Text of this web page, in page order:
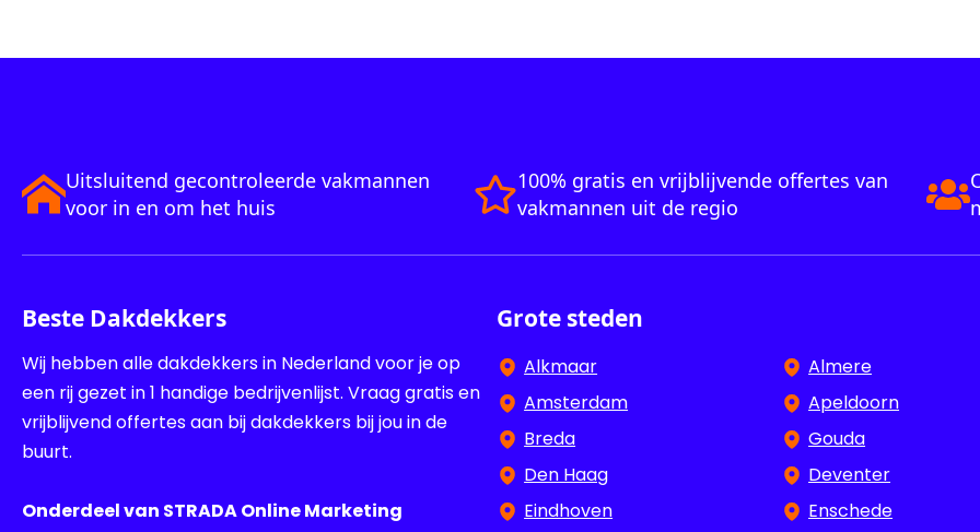
Uitsluitend gecontroleerde vakmannen
voor in en om het huis
100% gratis en vrijblijvende offertes van
vakmannen uit de regio
Beste Dakdekkers
Wij hebben alle dakdekkers in Nederland voor je op
een rij gezet in 1 handige bedrijvenlijst. Vraag gratis en
vrijblijvend offertes aan bij dakdekkers bij jou in de
buurt.
Onderdeel van STRADA Online Marketing
Grote steden
Alkmaar
Almere
Amsterdam
Apeldoorn
Breda
Gouda
Den Haag
Deventer
Eindhoven
Enschede